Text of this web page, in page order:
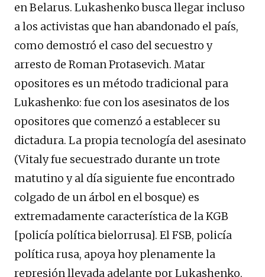
en Belarus. Lukashenko busca llegar incluso
a los activistas que han abandonado el país,
como demostró el caso del secuestro y
arresto de Roman Protasevich. Matar
opositores es un método tradicional para
Lukashenko: fue con los asesinatos de los
opositores que comenzó a establecer su
dictadura. La propia tecnología del asesinato
(Vitaly fue secuestrado durante un trote
matutino y al día siguiente fue encontrado
colgado de un árbol en el bosque) es
extremadamente característica de la KGB
[policía política bielorrusa]. El FSB, policía
política rusa, apoya hoy plenamente la
represión llevada adelante por Lukashenko,